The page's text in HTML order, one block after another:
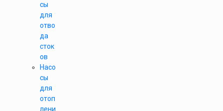
сы
для
отво
да
сток
ов
Насо
сы
для
отоп
лени